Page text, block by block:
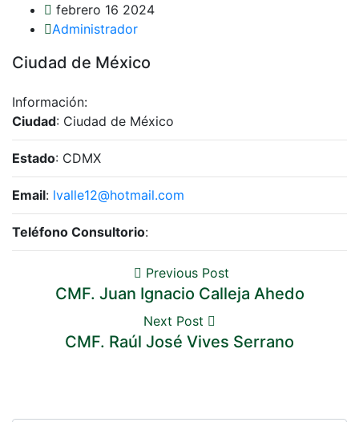
febrero 16 2024
Administrador
Ciudad de México
Información:
Ciudad: Ciudad de México
Estado: CDMX
Email: lvalle12@hotmail.com
Teléfono Consultorio:
Previous Post
CMF. Juan Ignacio Calleja Ahedo
Next Post
CMF. Raúl José Vives Serrano